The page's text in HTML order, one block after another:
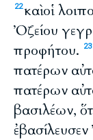
22καὶ οἱ
Ὀζείου
προφήτου.
23
πατέρων
πατέρων
βασιλέων,